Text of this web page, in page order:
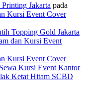
Jakarta pada
Kursi Event Cover
Topping Gold Jakarta
dan Kursi Event
Kursi Event Cover
Kursi Event Kantor
Ketat Hitam SCBD